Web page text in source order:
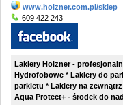
www.holzner.com.pl/sklep
609 422 243
Lakiery Holzner -
Hydrofobowe * Lakiery do
parkietu * Lakiery na
Aqua Protect+ - środek do